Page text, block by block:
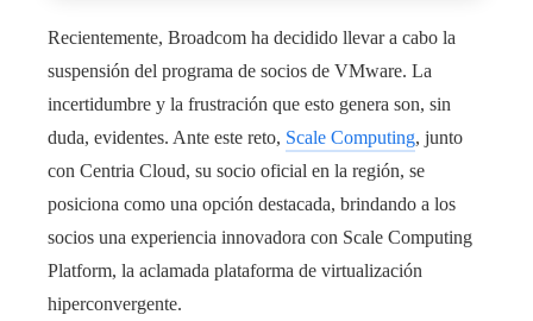
Recientemente, Broadcom ha decidido llevar a cabo la
suspensión del programa de socios de VMware. La
incertidumbre y la frustración que esto genera son, sin
duda, evidentes. Ante este reto, Scale Computing, junto
con Centria Cloud, su socio oficial en la región, se
posiciona como una opción destacada, brindando a los
socios una experiencia innovadora con Scale Computing
Platform, la aclamada plataforma de virtualización
hiperconvergente.